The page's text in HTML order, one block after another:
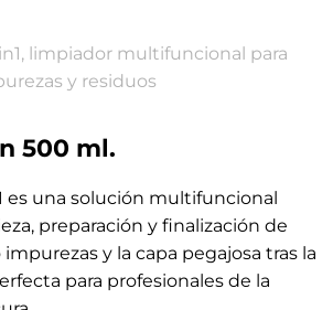
500 ml.
es una solución multifuncional
preparación y finalización de
y la capa pegajosa tras la
para profesionales de la